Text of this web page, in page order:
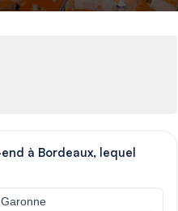
à Bordeaux, lequel